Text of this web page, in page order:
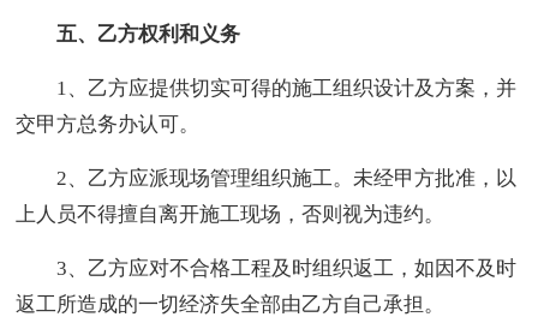
五、乙方权利和义务
1、乙方应提供切实可得的施工组织设计及方案，并
交甲方总务办认可。
2、乙方应派现场管理组织施工。未经甲方批准，以
上人员不得擅自离开施工现场，否则视为违约。
3、乙方应对不合格工程及时组织返工，如因不及时
返工所造成的一切经济失全部由乙方自己承担。